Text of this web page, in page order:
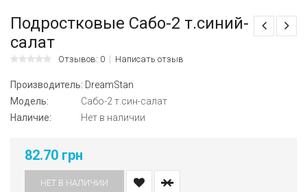
Подростковые Сабо-2 т.синий-
cалат
Отзывов: 0 Написать отзыв
Производитель: DreamStan
Модель:
Сабо-2 т.син-cалат
Наличие:
Нет в наличии
82.70 грн
НЕТ В НАЛИЧИИ